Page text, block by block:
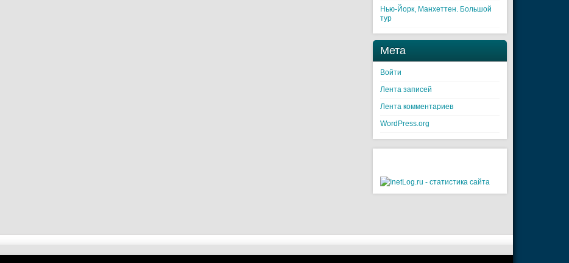
Нью-Йорк, Манхеттен. Большой
тур
Мета
Войти
Лента записей
Лента комментариев
WordPress.org